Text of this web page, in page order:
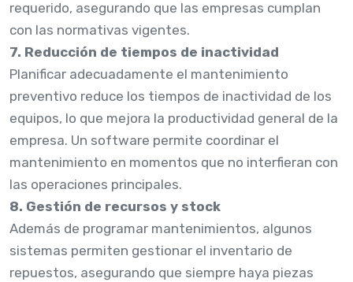
requerido, asegurando que las empresas cumplan
con las normativas vigentes.
7. Reducción de tiempos de inactividad
Planificar adecuadamente el mantenimiento
preventivo reduce los tiempos de inactividad de los
equipos, lo que mejora la productividad general de la
empresa. Un software permite coordinar el
mantenimiento en momentos que no interfieran con
las operaciones principales.
8. Gestión de recursos y stock
Además de programar mantenimientos, algunos
sistemas permiten gestionar el inventario de
repuestos, asegurando que siempre haya piezas